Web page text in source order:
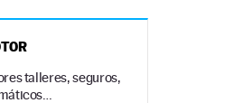
talleres, seguros,